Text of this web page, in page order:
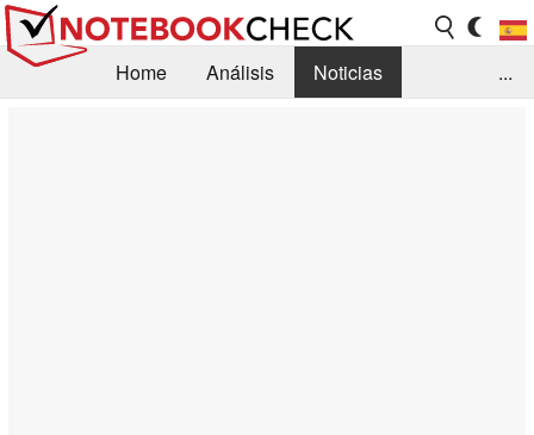
Home Análisis
Noticias
...